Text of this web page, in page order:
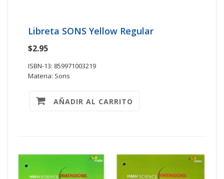
Libreta SONS Yellow Regular
$2.95
ISBN-13: 859971003219
Materia: Sons
AÑADIR AL CARRITO